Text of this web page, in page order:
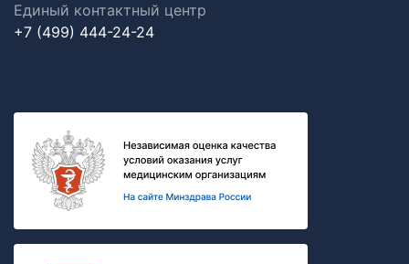
Единый контактный центр
+7 (499) 444-24-24